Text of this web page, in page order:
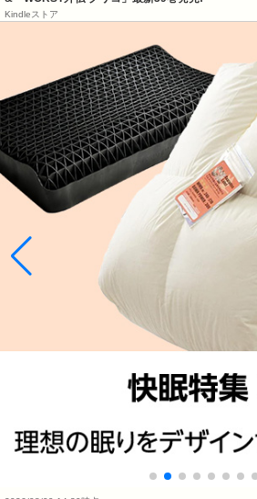
Kindleストア